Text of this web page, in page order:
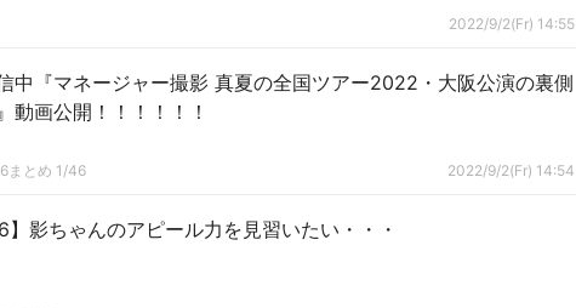
2022/9/2(Fr) 14:55
中『マネージャー撮影 真夏の全国ツアー2022・大阪公演の裏側
動画公開！！！！！！
まとめ 1/46 2022/9/2(Fr) 14:54
】影ちゃんのアピール力を見習いたい・・・